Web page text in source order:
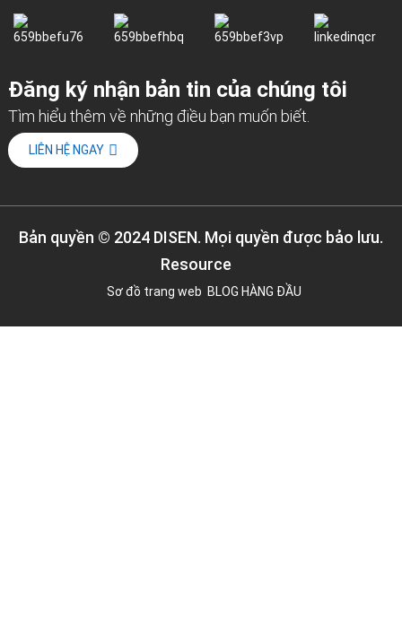
Đăng ký nhận bản tin của chúng tôi
Tìm hiểu thêm về những điều bạn muốn biết.
LIÊN HỆ NGAY
Bản quyền © 2024 DISEN. Mọi quyền được bảo lưu.
Resource
Sơ đồ trang web BLOG HÀNG ĐẦU